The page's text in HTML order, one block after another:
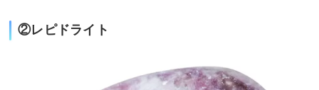
②レピドライト